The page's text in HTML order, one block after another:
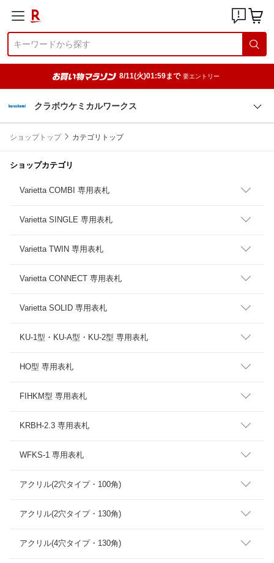
8/11(火)01:59まで 要エントリー
クラボウケミカルワークス
ショップトップ カテゴリトップ
ショップカテゴリ
Varietta COMBI 専用表札
Varietta SINGLE 専用表札
Varietta TWIN 専用表札
Varietta CONNECT 専用表札
Varietta SOLID 専用表札
KU-1型・KU-A型・KU-2型 専用表札
HO型 専用表札
FIHKM型 専用表札
KRBH-2.3 専用表札
WFKS-1 専用表札
アクリル(2穴タイプ・100角)
アクリル(2穴タイプ・130角)
アクリル(4穴タイプ・130角)